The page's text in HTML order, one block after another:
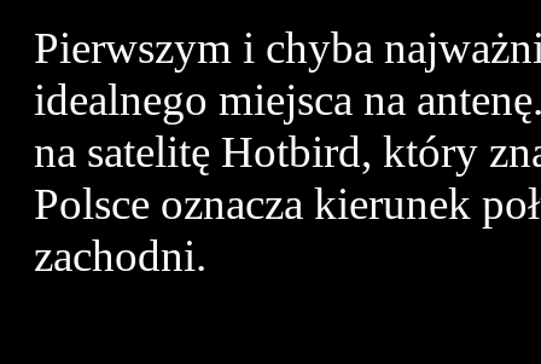
Pierwszym i chyba
idealnego miejsca na
na satelitę Hotbird, który
Polsce oznacza kierunek
zachodni.